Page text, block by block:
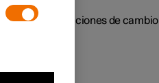
Posiciones de cambio